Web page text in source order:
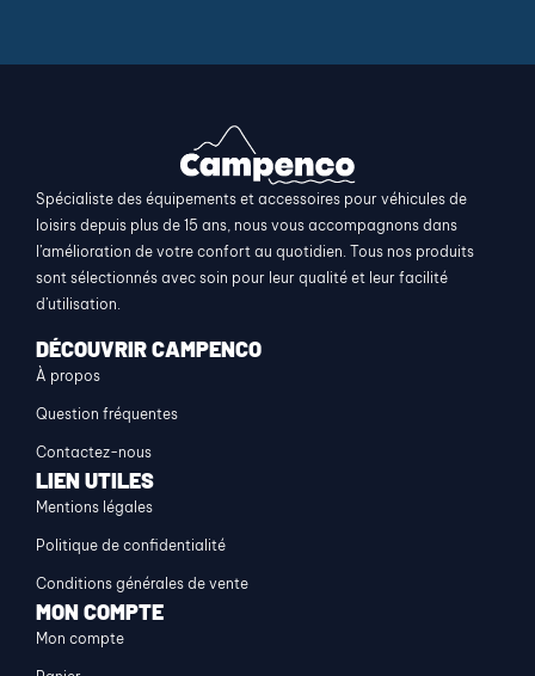
Spécialiste des équipements et accessoires pour véhicules de
loisirs depuis plus de 15 ans, nous vous accompagnons dans
l’amélioration de votre confort au quotidien. Tous nos produits
sont sélectionnés avec soin pour leur qualité et leur facilité
d’utilisation.
DÉCOUVRIR CAMPENCO
À propos
Question fréquentes
Contactez-nous
LIEN UTILES
Mentions légales
Politique de confidentialité
Conditions générales de vente
MON COMPTE
Mon compte